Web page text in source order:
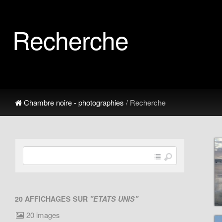
Recherche
Chambre noire - photographies / Recherche
20 AFFICHAGES SUR "ETATS UNIS"
20 images